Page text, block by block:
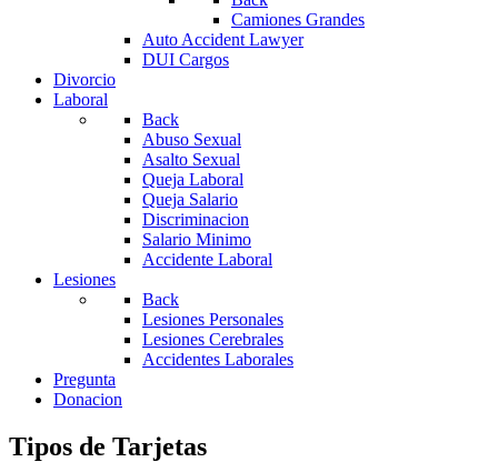
Camiones Grandes
Auto Accident Lawyer
DUI Cargos
Divorcio
Laboral
Back
Abuso Sexual
Asalto Sexual
Queja Laboral
Queja Salario
Discriminacion
Salario Minimo
Accidente Laboral
Lesiones
Back
Lesiones Personales
Lesiones Cerebrales
Accidentes Laborales
Pregunta
Donacion
Tipos de Tarjetas